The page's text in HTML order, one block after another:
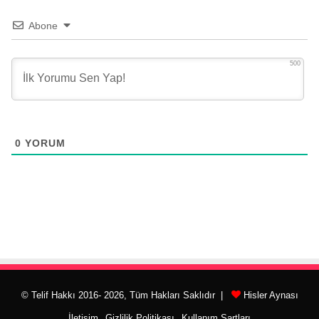
Abone
500
0 YORUM
© Telif Hakkı 2016- 2026, Tüm Hakları Saklıdır | Hisler Aynası